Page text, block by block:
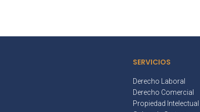
SERVICIOS
Derecho Laboral
Derecho Comercial
Propiedad Intelectual